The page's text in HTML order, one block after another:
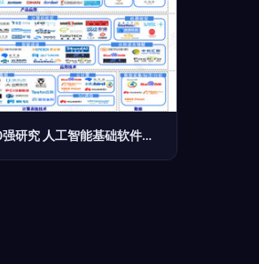
2018年中国人工智能100强研究 人工智能基础软件开发的产业链透视